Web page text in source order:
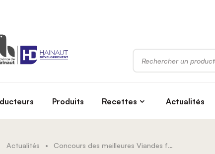
Rechercher
Produits Recettes Actualités
Actualités • Concours des meilleures Viandes fermières de la Province de Hainaut 2026 | Les résultats complets